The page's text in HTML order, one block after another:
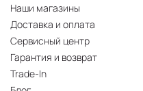
Наши магазины
Доставка и оплата
Сервисный центр
Гарантия и возврат
Trade-In